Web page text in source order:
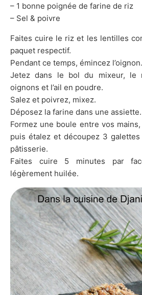
– 1 bonne poignée de farine de riz
– Sel & poivre
Faites cuire le riz et les lentilles
paquet respectif.
Pendant ce temps, émincez l’oignon.
Jetez dans le bol du mixeur, le
oignons et l’ail en poudre.
Salez et poivrez, mixez.
Déposez la farine dans une assiette.
Formez une boule entre vos
puis étalez et découpez 3 galettes
pâtisserie.
Faites cuire 5 minutes par
légèrement huilée.